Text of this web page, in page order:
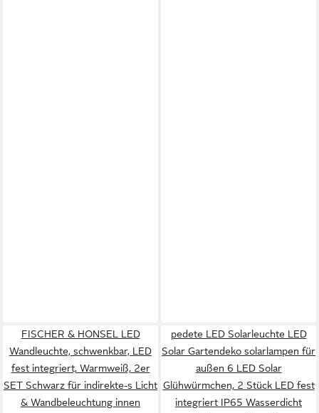
FISCHER & HONSEL LED
Wandleuchte, schwenkbar, LED
fest integriert, Warmweiß, 2er
SET Schwarz für indirekte-s Licht
& Wandbeleuchtung innen
pedete LED Solarleuchte LED
Solar Gartendeko solarlampen für
außen 6 LED Solar
Glühwürmchen, 2 Stück LED fest
integriert IP65 Wasserdicht